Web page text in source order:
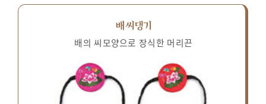
배씨댕기
배의 씨모양으로 장식한 머리끈